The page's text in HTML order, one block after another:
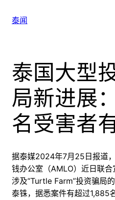
泰闻
泰国大型
局新进展
名受害者
据泰媒2024年7月25日报道
钱办公室（AMLO）近日联
涉及“Turtle Farm”投资骗局
泰铢，据悉案件有超过1,885